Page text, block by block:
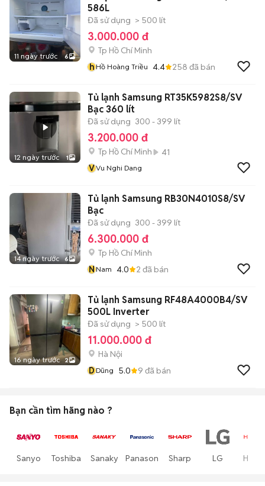
11 ngày trước 6
586L
Đã sử dụng > 500 lít
3.000.000 đ
Tp Hồ Chí Minh
hHồ Hoàng Triều 4.4 258 đã bán
12 ngày trước 1
Tủ lạnh Samsung RT35K5982S8/SV
Bạc 360 lít
Đã sử dụng 300 - 399 lít
3.200.000 đ
Tp Hồ Chí Minh
41
VVu Nghi Dang
14 ngày trước 6
Tủ lạnh Samsung RB30N4010S8/SV
Bạc
Đã sử dụng 300 - 399 lít
6.300.000 đ
Tp Hồ Chí Minh
NNam 4.0 2 đã bán
16 ngày trước 2
Tủ lạnh Samsung RF48A4000B4/SV
500L Inverter
Đã sử dụng > 500 lít
11.000.000 đ
Hà Nội
DDũng 5.0 9 đã bán
Bạn cần tìm hãng nào ?
Sanyo Toshiba Sanaky Panasonic Sharp LG